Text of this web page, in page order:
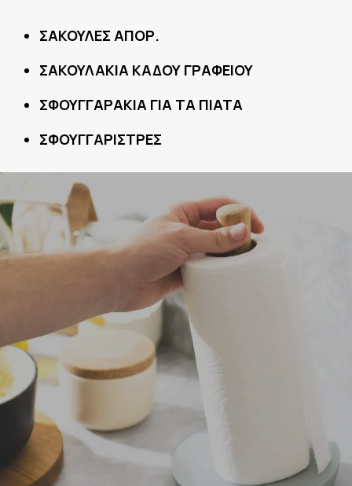
ΣΑΚΟΥΛΕΣ ΑΠΟΡ.
ΣΑΚΟΥΛΑΚΙΑ ΚΑΔΟΥ ΓΡΑΦΕΙΟΥ
ΣΦΟΥΓΓΑΡΑΚΙΑ ΓΙΑ ΤΑ ΠΙΑΤΑ
ΣΦΟΥΓΓΑΡΙΣΤΡΕΣ